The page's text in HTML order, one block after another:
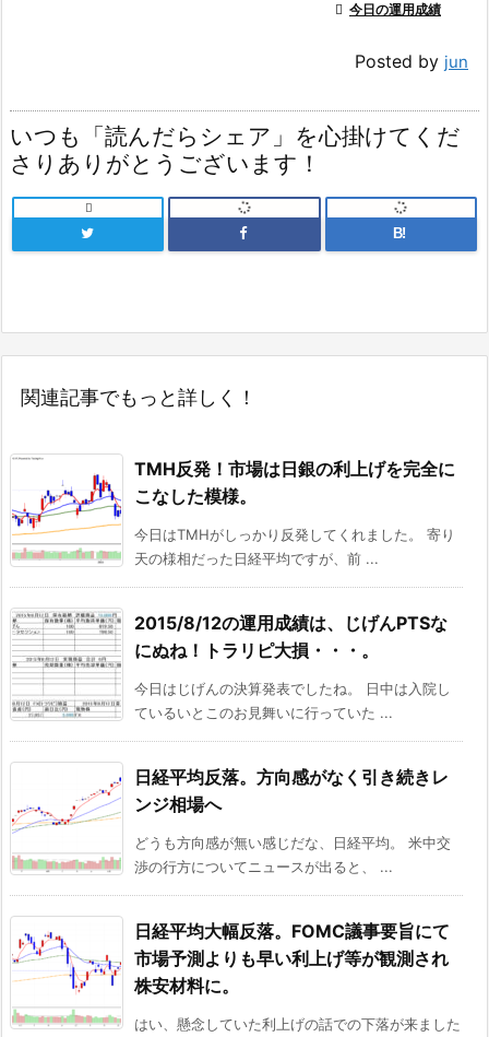
 今日の運用成績
Posted by jun
いつも「読んだらシェア」を心掛けてくだ
さりありがとうございます！

B!
関連記事でもっと詳しく！
TMH反発！市場は日銀の利上げを完全に
こなした模様。
今日はTMHがしっかり反発してくれました。 寄り
天の様相だった日経平均ですが、前 ...
2015/8/12の運用成績は、じげんPTSな
にぬね！トラリピ大損・・・。
今日はじげんの決算発表でしたね。 日中は入院し
ているいとこのお見舞いに行っていた ...
日経平均反落。方向感がなく引き続きレ
ンジ相場へ
どうも方向感が無い感じだな、日経平均。 米中交
渉の行方についてニュースが出ると、 ...
日経平均大幅反落。FOMC議事要旨にて
市場予測よりも早い利上げ等が観測され
株安材料に。
はい、懸念していた利上げの話での下落が来ました